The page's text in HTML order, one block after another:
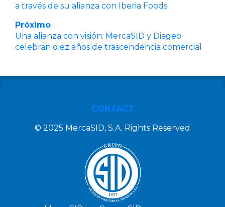
a través de su alianza con Iberia Foods
Próximo
Una alianza con visión: MercaSID y Diageo
celebran diez años de trascendencia comercial
CONTACT
© 2025 MercaSID, S.A. Rights Reserved